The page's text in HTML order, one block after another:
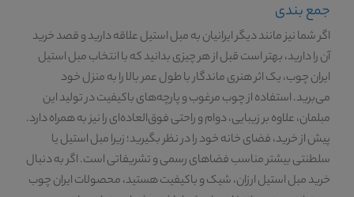
جمع بندی
اگر شما نیز مانند دیگر ایرانیان به مبل استیل علاقه دارید و قصد خرید
آن را دارید، بهتر است قبل از هر چیزی بدانید که با انتخاب مبل استیل
ایران چوب، یک اثر هنری ماندگار با طول عمر بالا را به منزل خود
می‌برید. استفاده از چوب مرغوب و پارچه‌های باکیفیت در تولید این
مبلمان، علاوه بر زیبایی، دوام و راحتی فوق‌العاده‌ای را نیز به همراه دارد.
پیش از خرید، فضای خانه خود را در نظر بگیرید؛ زیرا مبل استیل یا
سلطنتی بیشتر مناسب فضاهای رسمی و تشریفاتی است. اگر به دنبال
خرید مبل استیل ارزان، شیک و باکیفیت هستید، محصولات ایران چوب